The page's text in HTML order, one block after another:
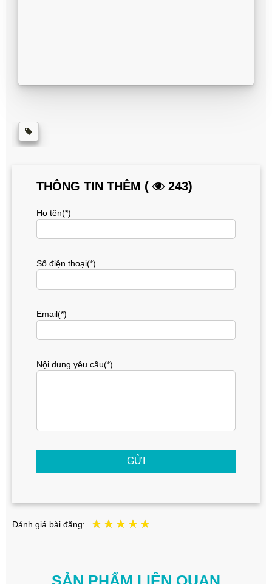
THÔNG TIN THÊM ( 243)
Họ tên(*)
Số điện thoại(*)
Email(*)
Nội dung yêu cầu(*)
GỬI
Đánh giá bài đăng:
SẢN PHẨM LIÊN QUAN